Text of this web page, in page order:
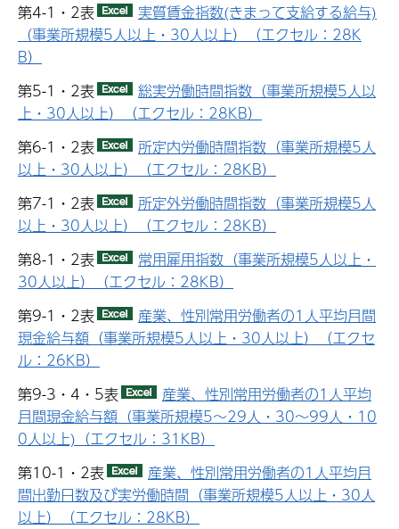
第4-1・2表
実質賃金指数(きまって支給する給与)
（事業所規模5人以上・30人以上）（エクセル：28K
B）
第5-1・2表
総実労働時間指数（事業所規模5人以
上・30人以上）（エクセル：28KB）
第6-1・2表
所定内労働時間指数（事業所規模5人
以上・30人以上）（エクセル：28KB）
第7-1・2表
所定外労働時間指数（事業所規模5人
以上・30人以上）（エクセル：28KB）
第8-1・2表
常用雇用指数（事業所規模5人以上・
30人以上）（エクセル：28KB）
第9-1・2表
産業、性別常用労働者の1人平均月間
現金給与額（事業所規模5人以上・30人以上）（エクセ
ル：26KB）
第9-3・4・5表
産業、性別常用労働者の1人平均
月間現金給与額（事業所規模5～29人・30～99人・10
0人以上)（エクセル：31KB）
第10-1・2表
産業、性別常用労働者の1人平均月
間出勤日数及び実労働時間（事業所規模5人以上・30人
以上）（エクセル：28KB）